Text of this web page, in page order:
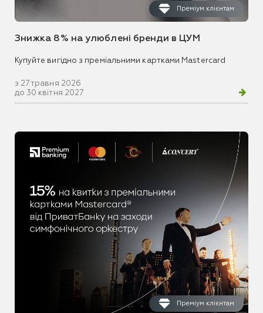
Преміум клієнтам
Знижка 8% на улюблені бренди в ЦУМ
Купуйте вигідно з преміальними картками Mastercard
з 27 травня 2026
до 30 квітня 2027
Преміум клієнтам